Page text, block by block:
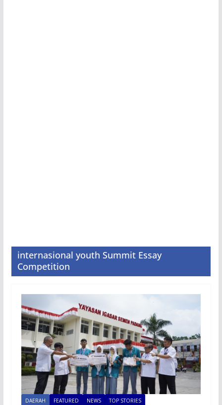
internasional youth Summit Essay
Competition
DAERAH FEATURED NEWS TOP STORIES